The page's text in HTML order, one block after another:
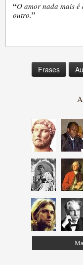
“O amor nada mais
outro.”
Frases